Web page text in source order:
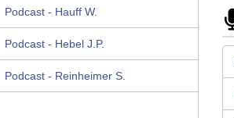
Podcast - Hauff W.
Podcast - Hebel J.P.
Podcast - Reinheimer S.